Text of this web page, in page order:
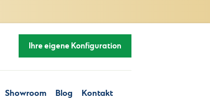
Ihre eigene Konfiguration
Showroom Blog Kontakt